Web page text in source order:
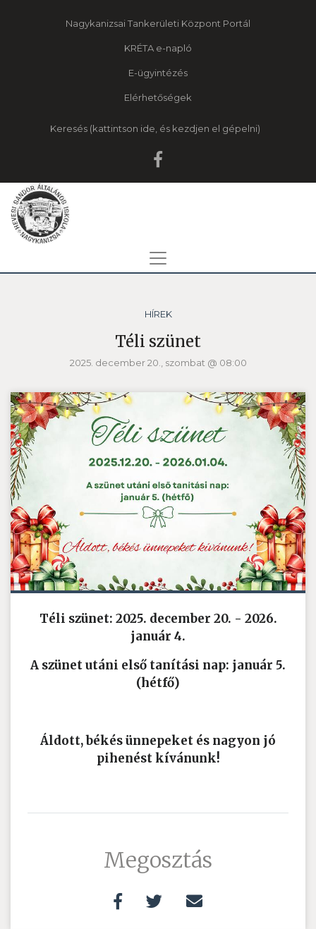
Nagykanizsai Tankerületi Központ Portál
KRÉTA e-napló
E-ügyintézés
Elérhetőségek
Keresés
HÍREK
Téli szünet
2025. december 20., szombat @ 08:00
Téli szünet: 2025. december 20. - 2026.
január 4.
A szünet utáni első tanítási nap: január 5.
(hétfő)
Áldott, békés ünnepeket és nagyon jó
pihenést kívánunk!
Megosztás